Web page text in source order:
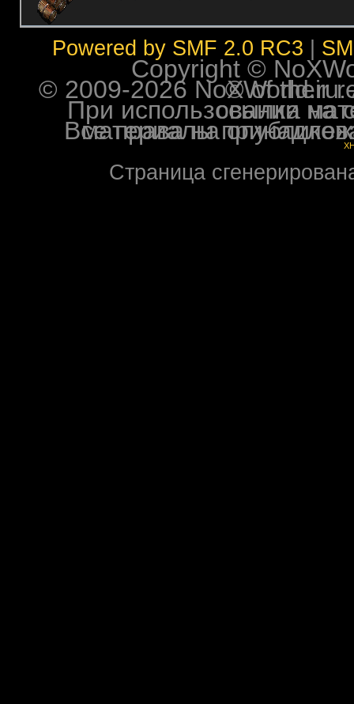
Powered by SMF 2.0 RC3
Copyright ©
© 2009-2026 NoXWorld.ru. All
При использовании
Все права на опубликованные на форуме
Страница